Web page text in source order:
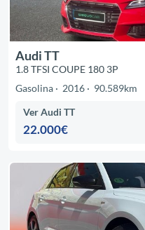
Audi TT
1.8 TFSI COUPE 180 3P
Gasolina
2016 90.589km
Ver Audi TT
22.000€